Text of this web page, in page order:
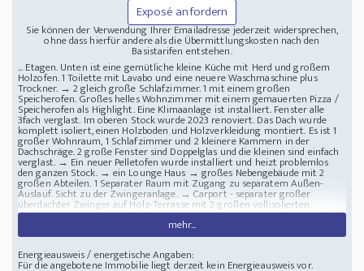
Exposé anfordern
Sie können der Verwendung Ihrer Emailadresse jederzeit widersprechen,
ohne dass hierfür andere als die Übermittlungskosten nach den
Basistarifen entstehen.
... Etagen. Unten ist eine gemütliche kleine Küche mit Herd und großem
Holzofen. 1 Toilette mit Lavabo und eine neuere Waschmaschine plus
Trockner. → 2 gleich große Schlafzimmer. 1 mit einem großen
Speicherofen. Großes helles Wohnzimmer mit einem gemauerten Pizza /
Speicherofen als Highlight. Eine Klimaanlage ist installiert. Fenster alle
3fach verglast. Im oberen Stock wurde 2023 renoviert. Das Dach wurde
komplett isoliert, einen Holzboden und Holzverkleidung montiert. Es ist 1
großer Wohnraum, 1 Schlafzimmer und 2 kleinere Kammern in der
Dachschräge. 2 große Fenster sind Doppelglas und die kleinen sind einfach
verglast. → Ein neuer Pelletofen wurde installiert und heizt problemlos
den ganzen Stock. → ein Lounge Haus → großes Nebengebäude mit 2
großen Abteilen. 1 Separater Raum mit Zugang zu separatem Außen-
Auslauf. Sicht zu der Zwingeranlage. → Carport - separater großer
überdachter Zwinger auf Holz-Terrasse mit 2 großen vollisolierten
Hundehütten außerhalb - 2 Häuser für Holzaufbewahrung - Saunagebäude
mit großer Sauna und einfacher Möglichkeit zum Duschen - großes
Kinderspielhaus (aktuell kaninchenhaus) mit großem eingezäuntem
Auslauf - Lagerhaus mit Unterstand für Hundefutter/Schlitten usw. in der
Zwingeranlage - Hundezwingeranlage. Jeweils 6 Zwinger pro Seite. Voll
mehr...
Energieausweis / energetische Angaben:
Für die angebotene Immobilie liegt derzeit kein Energieausweis vor.